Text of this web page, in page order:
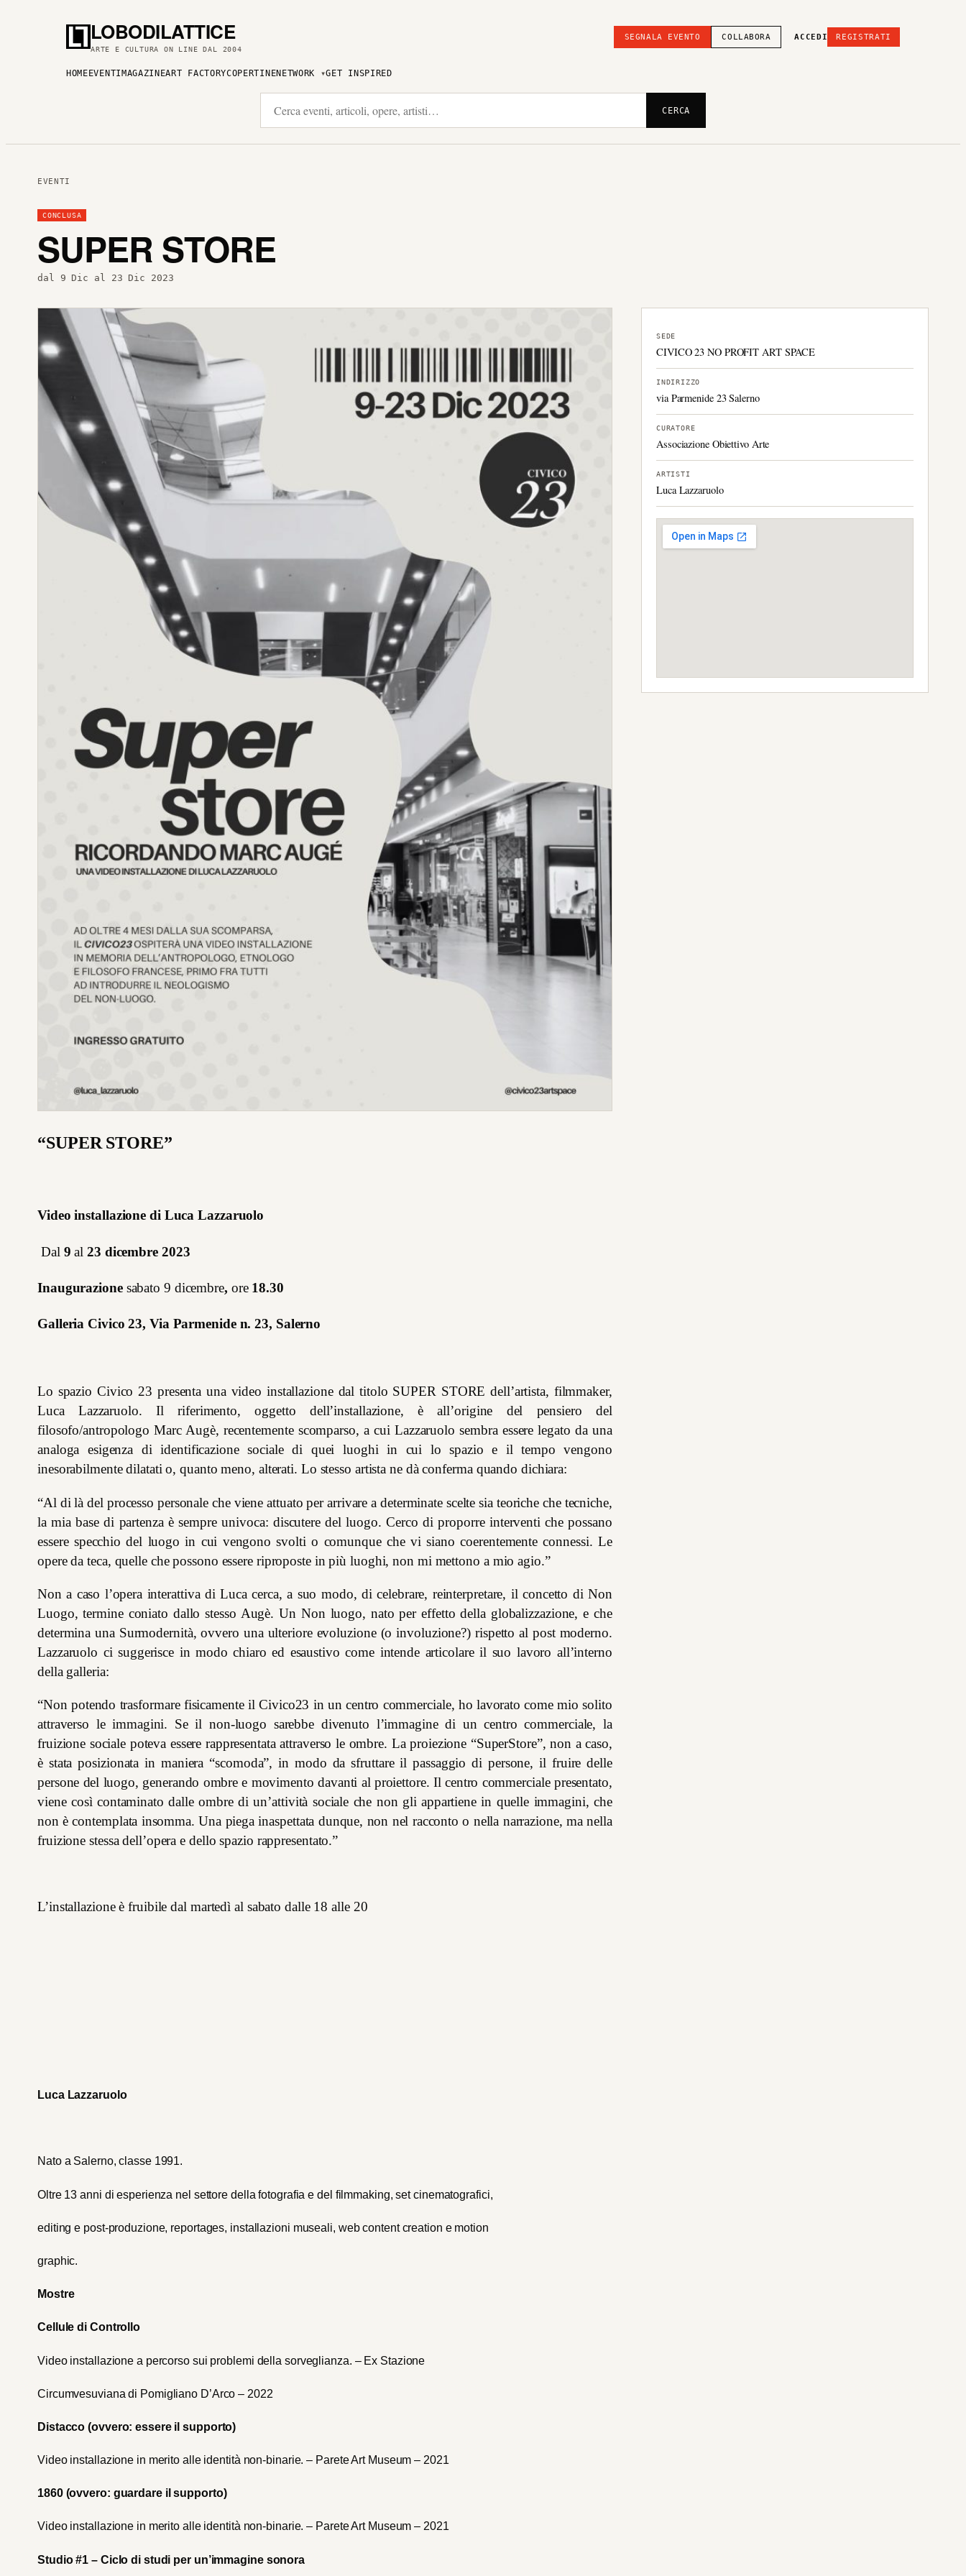
LOBODILATTICE
ARTE E CULTURA ON LINE DAL 2004
SEGNALA EVENTO COLLABORA ACCEDI REGISTRATI
HOME EVENTI MAGAZINEART FACTORYCOPERTINENETWORK GET INSPIRED
CERCA
EVENTI
CONCLUSA
SUPER STORE
dal 9 Dic al 23 Dic 2023
“SUPER STORE”
Video installazione di Luca Lazzaruolo
Dal 9al23 dicembre 2023
Inaugurazione sabato 9 dicembre, ore 18.30
Galleria Civico 23, Via Parmenide n. 23, Salerno
Lo spazio Civico 23 presenta una video installazione dal titolo SUPER STORE dell’artista, filmmaker,
Luca Lazzaruolo. Il riferimento, oggetto dell’installazione, è all’origine del pensiero del
filosofo/antropologo Marc Augè, recentemente scomparso, a cui Lazzaruolo sembra essere legato da una
analoga esigenza di identificazione sociale di quei luoghi in cui lo spazio e il tempo vengono
inesorabilmente dilatati o, quanto meno, alterati. Lo stesso artista ne dà conferma quando dichiara:
“Al di là del processo personale che viene attuato per arrivare a determinate scelte sia teoriche che tecniche,
la mia base di partenza è sempre univoca: discutere del luogo. Cerco di proporre interventi che possano
essere specchio del luogo in cui vengono svolti o comunque che vi siano coerentemente connessi. Le
opere da teca, quelle che possono essere riproposte in più luoghi, non mi mettono a mio agio.”
Non a caso l’opera interattiva di Luca cerca, a suo modo, di celebrare, reinterpretare, il concetto di Non
Luogo, termine coniato dallo stesso Augè. Un Non luogo, nato per effetto della globalizzazione, e che
determina una Surmodernità, ovvero una ulteriore evoluzione (o involuzione?) rispetto al post moderno.
Lazzaruolo ci suggerisce in modo chiaro ed esaustivo come intende articolare il suo lavoro all’interno
della galleria:
“Non potendo trasformare fisicamente il Civico23 in un centro commerciale, ho lavorato come mio solito
attraverso le immagini. Se il non-luogo sarebbe divenuto l’immagine di un centro commerciale, la
fruizione sociale poteva essere rappresentata attraverso le ombre. La proiezione “SuperStore”, non a caso,
è stata posizionata in maniera “scomoda”, in modo da sfruttare il passaggio di persone, il fruire delle
persone del luogo, generando ombre e movimento davanti al proiettore. Il centro commerciale presentato,
viene così contaminato dalle ombre di un’attività sociale che non gli appartiene in quelle immagini, che
non è contemplata insomma. Una piega inaspettata dunque, non nel racconto o nella narrazione, ma nella
fruizione stessa dell’opera e dello spazio rappresentato.”
L’installazione è fruibile dal martedì al sabato dalle 18 alle 20
Luca Lazzaruolo
Nato a Salerno, classe 1991.
Oltre 13 anni di esperienza nel settore della fotografia e del filmmaking, set cinematografici,
editing e post-produzione, reportages, installazioni museali, web content creation e motion
graphic.
Mostre
Cellule di Controllo
Video installazione a percorso sui problemi della sorveglianza. – Ex Stazione
Circumvesuviana di Pomigliano D’Arco – 2022
Distacco (ovvero: essere il supporto)
Video installazione in merito alle identità non-binarie. – Parete Art Museum – 2021
1860 (ovvero: guardare il supporto)
Video installazione in merito alle identità non-binarie. – Parete Art Museum – 2021
Studio #1 – Ciclo di studi per un’immagine sonora
SEDE
CIVICO 23 NO PROFIT ART SPACE
INDIRIZZO
via Parmenide 23 Salerno
CURATORE
Associazione Obiettivo Arte
ARTISTI
Luca Lazzaruolo